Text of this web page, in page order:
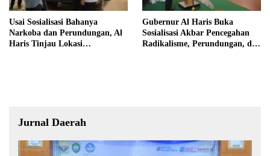
Usai Sosialisasi Bahanya
Narkoba dan Perundungan, Al
Haris Tinjau Lokasi
Gubernur Al Haris Buka
Sosialisasi Akbar Pencegahan
Radikalisme, Perundungan, dan
Jurnal Daerah